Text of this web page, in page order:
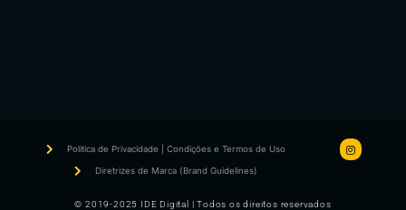
© 2019-2025 IDE Digital | Todos os direitos reservados
Politica de Privacidade | Condições e Termos de Uso
Diretrizes de Marca (Brand Guidelines)